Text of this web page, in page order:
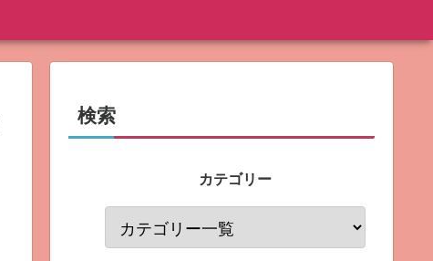
検索
カテゴリー